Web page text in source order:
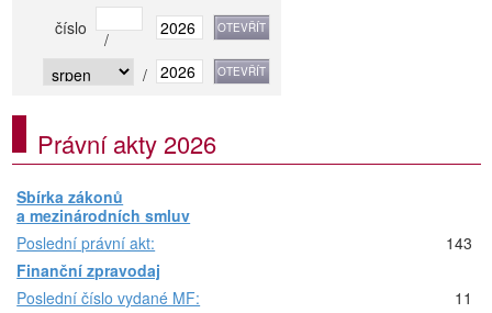
číslo
/
/
Právní akty 2026
Sbírka zákonů
a mezinárodních smluv
Poslední právní akt:
143
Finanční zpravodaj
Poslední číslo vydané MF:
11